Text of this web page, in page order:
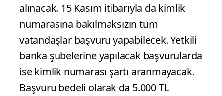
alınacak. 15 Kasım itibarıyla da kimlik
numarasına bakılmaksızın tüm
vatandaşlar başvuru yapabilecek. Yetkili
banka şubelerine yapılacak başvurularda
ise kimlik numarası şartı aranmayacak.
Başvuru bedeli olarak da 5.000 TL